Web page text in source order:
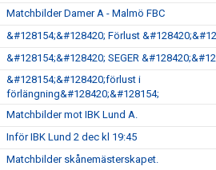
Matchbilder Damer A - Malmö FBC
&#128154;&#128420; Förlust
&#128154;&#128420; SEGER
&#128154;&#128420;förlust i
förlängning&#128420;&#128154;
Matchbilder mot IBK Lund A.
Inför IBK Lund 2 dec kl 19:45
Matchbilder skånemästerskapet.